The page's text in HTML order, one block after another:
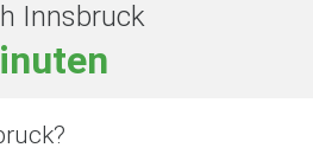
Innsbruck